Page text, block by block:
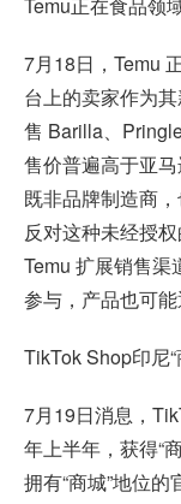
7月18日，Temu
台上的卖家作为
售 Barilla、
售价普遍高于亚
既非品牌制造商
反对这种未经授
Temu 扩展销售
参与，产品也可能
TikTok Shop印尼
7月19日消息，
年上半年，获得“
拥有“商城”地位